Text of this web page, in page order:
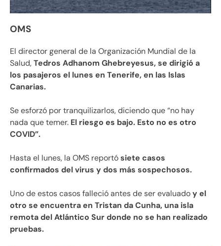
OMS
El director general de la Organización Mundial de la
Salud,Tedros Adhanom Ghebreyesus, se dirigió a
los pasajeros el lunes en Tenerife, en las Islas
Canarias.
Se esforzó por tranquilizarlos, diciendo que “no hay
nada que temer. El riesgo es bajo. Esto no es otro
COVID”.
Hasta el lunes, la OMS reportósiete casos
confirmados del virus y dos más sospechosos.
Uno de estos casos falleció antes de ser evaluadoy el
otro se encuentra en Tristan da Cunha, una isla
remota del Atlántico Sur donde no se han realizado
pruebas.